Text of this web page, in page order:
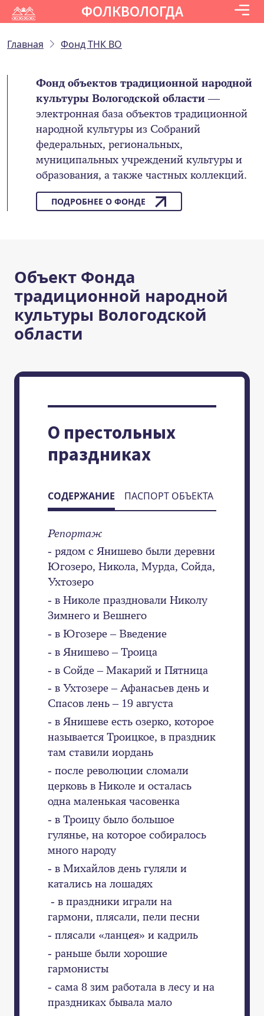
ФОЛКВОЛОГДА
Главная Фонд ТНК ВО
Фонд объектов традиционной народной
культуры Вологодской области—
электронная база объектов традиционной
народной культуры из Собраний
федеральных, региональных,
муниципальных учреждений культуры и
образования, а также частных коллекций.
ПОДРОБНЕЕ О ФОНДЕ
Объект Фонда
традиционной народной
культуры Вологодской
области
О престольных
праздниках
СОДЕРЖАНИЕ ПАСПОРТ ОБЪЕКТА
Репортаж
- рядом с Янишево были деревни
Югозеро, Никола, Мурда, Сойда,
Ухтозеро
- в Николе праздновали Николу
Зимнего и Вешнего
- в Югозере – Введение
- в Янишево – Троица
- в Сойде – Макарий и Пятница
- в Ухтозере – Афанасьев день и
Спасов лень – 19 августа
- в Янишеве есть озерко, которое
называется Троицкое, в праздник
там ставили иордань
- после революции сломали
церковь в Николе и осталась
одна маленькая часовенка
- в Троицу было большое
гулянье, на которое собиралось
много народу
- в Михайлов день гуляли и
катались на лошадях
- в праздники играли на
гармони, плясали, пели песни
- плясали «ланцея» и кадриль
- раньше были хорошие
гармонисты
- сама 8 зим работала в лесу и на
праздниках бывала мало